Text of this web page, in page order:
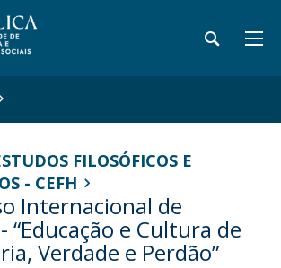
FILOSÓFICOS E
- CEFH
Internacional de
“Educação e Cultura de
Verdade e Perdão”